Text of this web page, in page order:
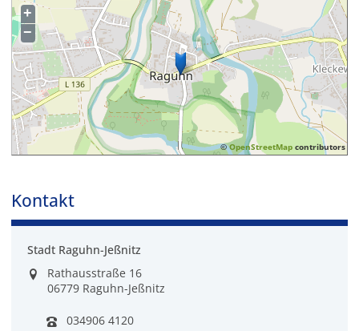
+
−
©OpenStreetMap contributors
Kontakt
Stadt Raguhn-Jeßnitz
Rathausstraße 16
06779 Raguhn-Jeßnitz
034906 4120